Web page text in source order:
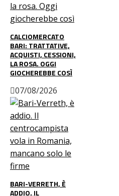
CALCIOMERCATO
BARI: TRATTATIVE,
ACQUISTI, CESSIONI,
LA ROSA. OGGI
GIOCHEREBBE COSÌ
07/08/2026
BARI-VERRETH, È
ADDIO. IL